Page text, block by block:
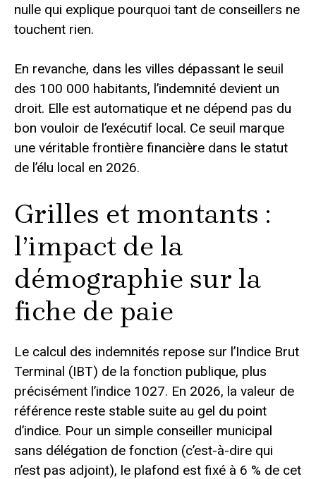
nulle qui explique pourquoi tant de conseillers ne
touchent rien.
En revanche, dans les villes dépassant le seuil
des 100 000 habitants, l’indemnité devient un
droit. Elle est automatique et ne dépend pas du
bon vouloir de l’exécutif local. Ce seuil marque
une véritable frontière financière dans le statut
de l’élu local en 2026.
Grilles et montants :
l’impact de la
démographie sur la
fiche de paie
Le calcul des indemnités repose sur l’Indice Brut
Terminal (IBT) de la fonction publique, plus
précisément l’indice 1027. En 2026, la valeur de
référence reste stable suite au gel du point
d’indice. Pour un simple conseiller municipal
sans délégation de fonction (c’est-à-dire qui
n’est pas adjoint), le plafond est fixé à 6 % de cet